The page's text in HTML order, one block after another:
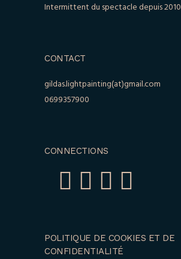
Intermittent du spectacle depuis 2010
CONTACT
gildas.lightpainting(at)gmail.com
0699357900
CONNECTIONS
POLITIQUE DE COOKIES ET DE
CONFIDENTIALITÉ